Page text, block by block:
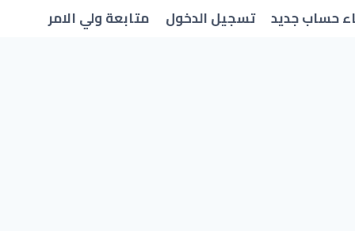
حساب جديد تسجيل الدخول متابعة ولي الامر